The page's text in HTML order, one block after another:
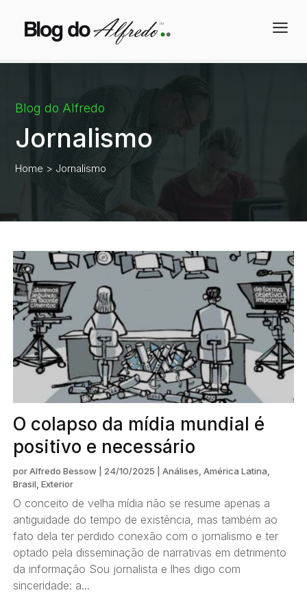
a
Blog do Alfredo
Jornalismo
Home > Jornalismo
O colapso da mídia mundial é
positivo e necessário
porAlfredo Bessow 24/10/2025 Análises, América Latina,
Brasil, Exterior
O conceito de velha mídia não se resume apenas a
antiguidade do tempo de existência, mas também ao
fato dela ter perdido conexão com o jornalismo e ter
optado pela disseminação de narrativas em detrimento
da informação Sou jornalista e lhes digo com
sinceridade: a...